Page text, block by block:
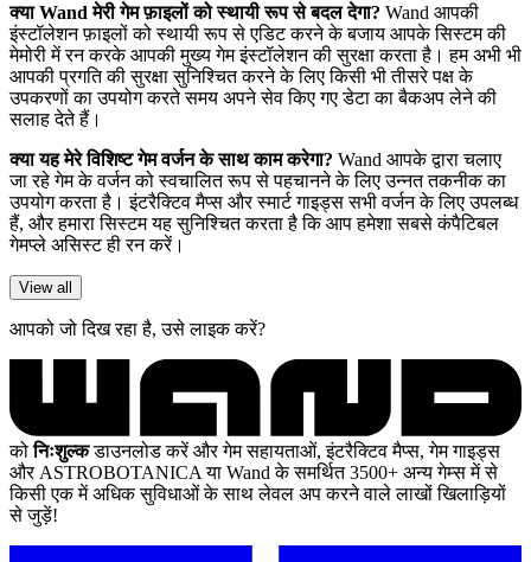
क्या Wand मेरी गेम फ़ाइलों को स्थायी रूप से बदल देगा? Wand आपकी
इंस्टॉलेशन फ़ाइलों को स्थायी रूप से एडिट करने के बजाय आपके सिस्टम की
मेमोरी में रन करके आपकी मुख्य गेम इंस्टॉलेशन की सुरक्षा करता है। हम अभी भी
आपकी प्रगति की सुरक्षा सुनिश्चित करने के लिए किसी भी तीसरे पक्ष के
उपकरणों का उपयोग करते समय अपने सेव किए गए डेटा का बैकअप लेने की
सलाह देते हैं।
क्या यह मेरे विशिष्ट गेम वर्जन के साथ काम करेगा? Wand आपके द्वारा चलाए
जा रहे गेम के वर्जन को स्वचालित रूप से पहचानने के लिए उन्नत तकनीक का
उपयोग करता है। इंटरैक्टिव मैप्स और स्मार्ट गाइड्स सभी वर्जन के लिए उपलब्ध
हैं, और हमारा सिस्टम यह सुनिश्चित करता है कि आप हमेशा सबसे कंपैटिबल
गेमप्ले असिस्ट ही रन करें।
View all
आपको जो दिख रहा है, उसे लाइक करें?
कोनिःशुल्कडाउनलोड करें और गेम सहायताओं, इंटरैक्टिव मैप्स, गेम गाइड्स
और ASTROBOTANICA या Wand के समर्थित 3500+ अन्य गेम्स में से
किसी एक में अधिक सुविधाओं के साथ लेवल अप करने वाले लाखों खिलाड़ियों
से जुड़ें!